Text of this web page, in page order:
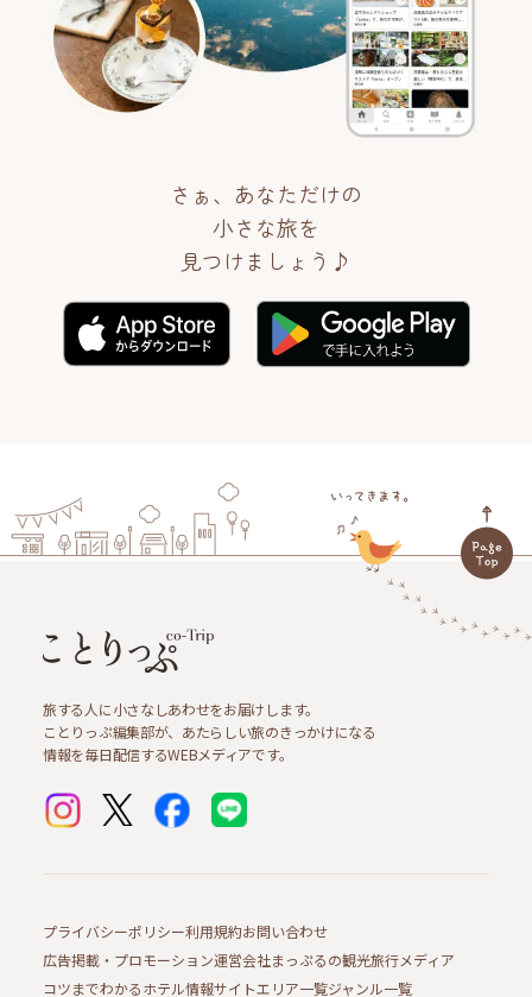
さぁ、あなただけの
小さな旅を
見つけましょう♪
旅する人に小さなしあわせをお届けします。
ことりっぷ編集部が、あたらしい旅のきっかけになる
情報を毎日配信するWEBメディアです。
プライバシーポリシー利用規約お問い合わせ
広告掲載・プロモーション運営会社まっぷるの観光旅行メディア
コツまでわかるホテル情報サイトエリア一覧ジャンル一覧